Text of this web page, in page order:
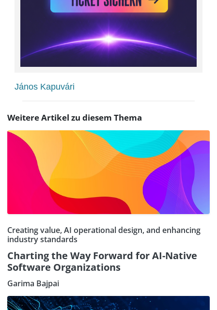
János Kapuvári
Weitere Artikel zu diesem Thema
Creating value, AI operational design, and enhancing
industry standards
Charting the Way Forward for AI-Native
Software Organizations
Garima Bajpai